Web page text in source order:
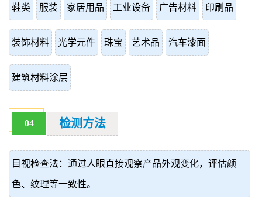
鞋类 服装 家居用品 工业设备 广告材料 印刷品
装饰材料 光学元件 珠宝 艺术品 汽车漆面
建筑材料涂层
04 检测方法
目视检查法：通过人眼直接观察产品外观变化，评估颜
色、纹理等一致性。